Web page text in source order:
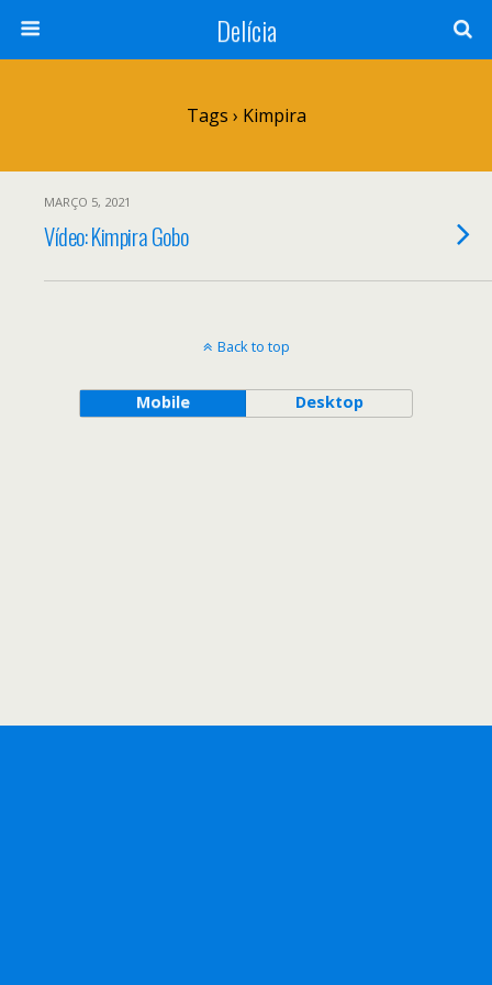
Delícia
Tags › Kimpira
MARÇO 5, 2021
Vídeo: Kimpira Gobo
Back to top
Mobile Desktop